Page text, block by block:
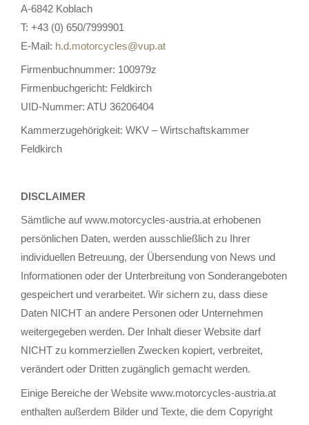
A-6842 Koblach
T: +43 (0) 650/7999901
E-Mail: h.d.motorcycles@vup.at
Firmenbuchnummer: 100979z
Firmenbuchgericht: Feldkirch
UID-Nummer: ATU 36206404
Kammerzugehörigkeit: WKV – Wirtschaftskammer
Feldkirch
DISCLAIMER
Sämtliche auf www.motorcycles-austria.at erhobenen
persönlichen Daten, werden ausschließlich zu Ihrer
individuellen Betreuung, der Übersendung von News und
Informationen oder der Unterbreitung von Sonderangeboten
gespeichert und verarbeitet. Wir sichern zu, dass diese
Daten NICHT an andere Personen oder Unternehmen
weitergegeben werden. Der Inhalt dieser Website darf
NICHT zu kommerziellen Zwecken kopiert, verbreitet,
verändert oder Dritten zugänglich gemacht werden.
Einige Bereiche der Website www.motorcycles-austria.at
enthalten außerdem Bilder und Texte, die dem Copyright